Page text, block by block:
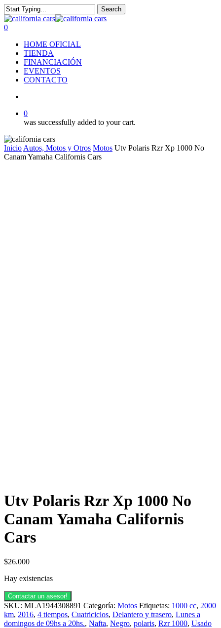
Skip
to
main
Search
Close
Search
search
0
HOME OFICIAL
TIENDA
FINANCIACIÓN
EVENTOS
CONTACTO
0
was successfully added to your cart.
Inicio Autos, Motos y Otros Motos Utv Polaris Rzr Xp 1000 No
Canam Yamaha Californis Cars
Utv Polaris Rzr Xp 1000 No
Canam Yamaha Californis
Cars
$26.000
Hay existencias
Contactar un asesor!
SKU: MLA1944308891 Categoría: Motos Etiquetas: 1000 cc, 2000
km, 2016, 4 tiempos, Cuatriciclos, Delantero y trasero, Lunes a
domingos de 09hs a 20hs., Nafta, Negro, polaris, Rzr 1000, Usado